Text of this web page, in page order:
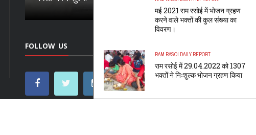
मई 2021 राम रसोई में भोजन ग्रहण
करने वाले भक्तों की कुल संख्या का
विवरण।
RAM RASOI DAILY REPORT
राम रसोई में 29.04.2022 को 1307
भक्तों ने निःशुल्क भोजन ग्रहण किया
FOLLOW US